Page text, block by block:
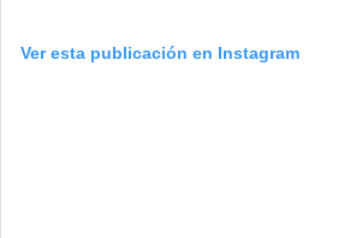
Ver esta publicación en Instagram